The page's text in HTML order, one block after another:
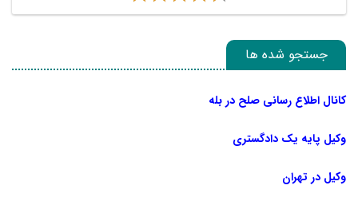
جستجو شده ها
کانال اطلاع رسانی صلح در بله
وکیل پایه یک دادگستری
وکیل در تهران